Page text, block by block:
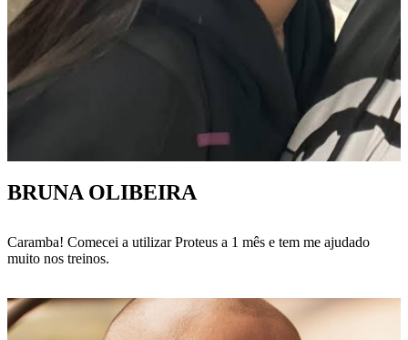
BRUNA OLIBEIRA
Caramba! Comecei a utilizar Proteus a 1 mês e tem me ajudado
muito nos treinos.